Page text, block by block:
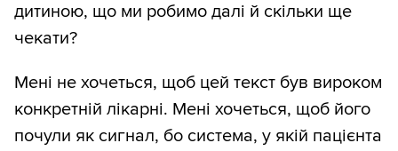
дитиною, що ми робимо далі й скільки ще
чекати?
Мені не хочеться, щоб цей текст був вироком
конкретній лікарні. Мені хочеться, щоб його
почули як сигнал, бо система, у якій пацієнта